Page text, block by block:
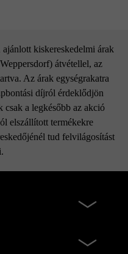
kiskereskedelmi árak
átvétellel, az
Az árak egységrakatra
díjról érdeklődjön
csak a legkésőbb az akció
elszállított termékekre
tud felvilágosítást